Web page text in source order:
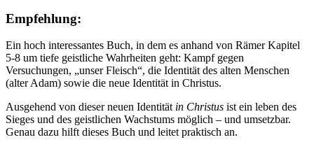
Empfehlung:
Ein hoch interessantes Buch, in dem es anhand von Rämer Kapitel
5-8 um tiefe geistliche Wahrheiten geht: Kampf gegen
Versuchungen, „unser Fleisch“, die Identität des alten Menschen
(alter Adam) sowie die neue Identität in Christus.
Ausgehend von dieser neuen Identität in Christus ist ein leben des
Sieges und des geistlichen Wachstums möglich – und umsetzbar.
Genau dazu hilft dieses Buch und leitet praktisch an.